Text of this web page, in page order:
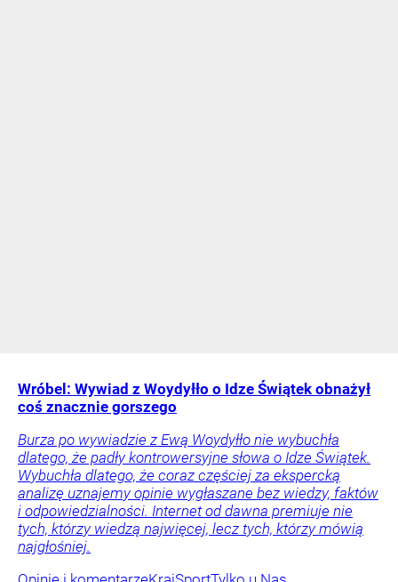
Wróbel: Wywiad z Woydyłło o Idze Świątek obnażył
coś znacznie gorszego
Burza po wywiadzie z Ewą Woydyłło nie wybuchła
dlatego, że padły kontrowersyjne słowa o Idze Świątek.
Wybuchła dlatego, że coraz częściej za ekspercką
analizę uznajemy opinie wygłaszane bez wiedzy, faktów
i odpowiedzialności. Internet od dawna premiuje nie
tych, którzy wiedzą najwięcej, lecz tych, którzy mówią
najgłośniej.